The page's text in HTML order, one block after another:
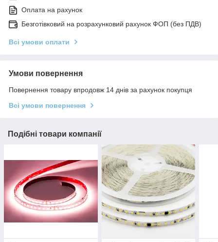
Оплата на рахунок
Безготівковий на розрахунковий рахунок ФОП (без ПДВ)
Всі умови оплати
Умови повернення
Повернення товару впродовж 14 днів за рахунок покупця
Всі умови повернення
Подібні товари компанії